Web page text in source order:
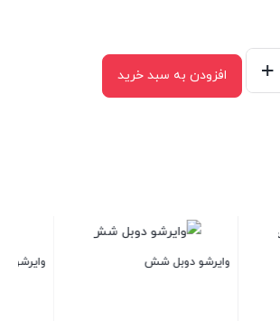
+ افزودن به سبد خرید
وایرشو دوبل شش برنجی
وایرشو دوبل شانزده